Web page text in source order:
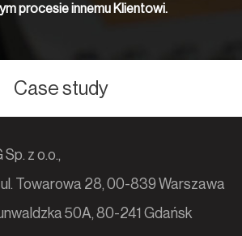
procesie innemu Klientowi.
Case study
z o.o.,
ul. Towarowa 28, 00-839 Warszawa
50A, 80-241 Gdańsk